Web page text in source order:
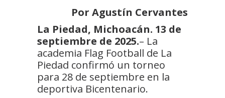
Por Agustín Cervantes
La Piedad, Michoacán. 13 de
septiembre de 2025.– La
academia Flag Football de La
Piedad confirmó un torneo
para 28 de septiembre en la
deportiva Bicentenario.